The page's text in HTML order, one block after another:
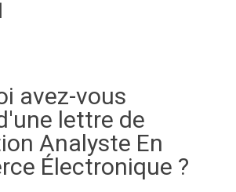
avez-vous
lettre de
Analyste En
Électronique ?